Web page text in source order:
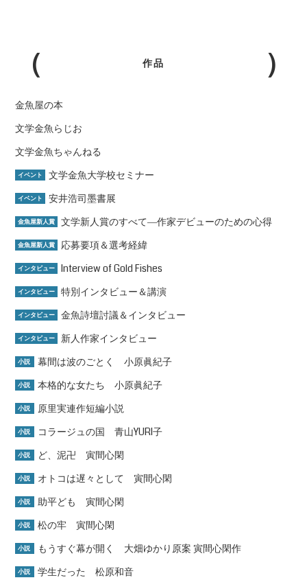
作品
金魚屋の本
文学金魚らじお
文学金魚ちゃんねる
イベント 文学金魚大学校セミナー
イベント 安井浩司墨書展
金魚屋新人賞 文学新人賞のすべて―作家デビューのための心得
金魚屋新人賞 応募要項＆選考経緯
インタビュー Interview of Gold Fishes
インタビュー 特別インタビュー＆講演
インタビュー 金魚詩壇討議＆インタビュー
インタビュー 新人作家インタビュー
小説 幕間は波のごとく 小原眞紀子
小説 本格的な女たち 小原眞紀子
小説 原里実連作短編小説
小説 コラージュの国 青山YURI子
小説 ど、泥卍 寅間心閑
小説 オトコは遅々として 寅間心閑
小説 助平ども 寅間心閑
小説 松の牢 寅間心閑
小説 もうすぐ幕が開く 大畑ゆかり原案 寅間心閑作
小説 学生だった 松原和音